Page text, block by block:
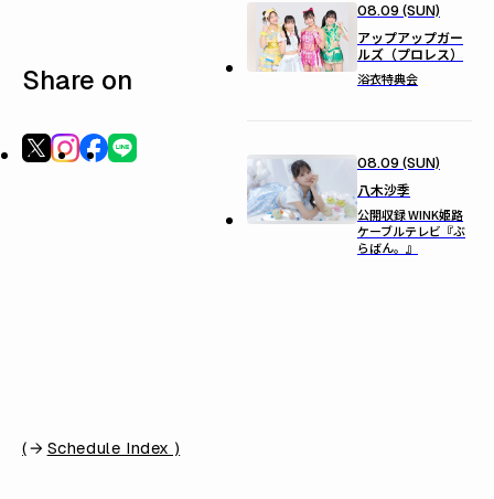
Share on
08.09 (SUN)
アップアップガー
ルズ（プロレス）
浴衣特典会
08.09 (SUN)
八木沙季
公開収録 WINK姫路
ケーブルテレビ『ぶ
らばん。』
( Schedule Index )